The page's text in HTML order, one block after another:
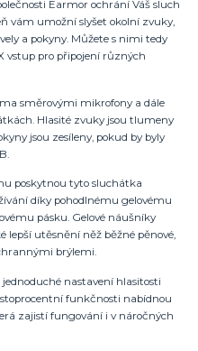
Earmor ochrání Váš sluch
vám umožní slyšet okolní zvuky,
a pokyny. Můžete s nimi tedy
vstup pro připojení různých
směrovými mikrofony a dále
Hlasité zvuky jsou tlumeny
jsou zesíleny, pokud by byly
poskytnou tyto sluchátka
díky pohodlnému gelovému
pásku. Gelové náušníky
lepší utěsnění něž běžné pěnové,
brýlemi.
nastavení hlasitosti
funkčnosti nabídnou
zajistí fungování i v náročných